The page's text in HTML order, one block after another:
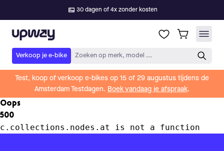
30 dagen of 4x zonder kosten
Upway
Verkoop je e-bike Zoeken op merk, model ...
Test, koop of verkoop e-bikes op 15 of 29 augustus tijdens de
Amsterdam Testdagen. Boek vandaag je afspraak.
Oops
500
c.collections.nodes.at is not a function